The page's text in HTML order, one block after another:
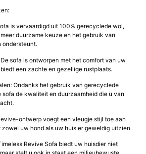
is vervaardigd uit 100% gerecyclede wol,
duurzame keuze en het gebruik van
ondersteunt.
sofa is ontworpen met het comfort van uw
een zachte en gezellige rustplaats.
Ondanks het gebruik van gerecyclede
sofa de kwaliteit en duurzaamheid die u van
ontwerp voegt een vleugje stijl toe aan
zowel uw hond als uw huis er geweldig uitzien.
Revive Sofa biedt uw huisdier niet